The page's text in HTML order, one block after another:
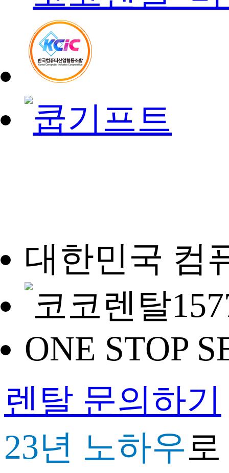
대한민국 컴
ONE STOP
렌탈 문의하기
23년 노하우